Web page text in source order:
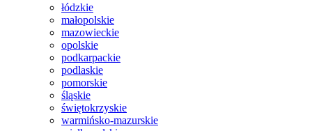
łódzkie
małopolskie
mazowieckie
opolskie
podkarpackie
podlaskie
pomorskie
śląskie
świętokrzyskie
warmińsko-mazurskie